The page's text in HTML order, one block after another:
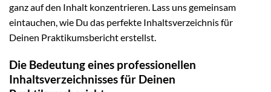
ganz auf den Inhalt konzentrieren. Lass uns gemeinsam
eintauchen, wie Du das perfekte Inhaltsverzeichnis für
Deinen Praktikumsbericht erstellst.
Die Bedeutung eines professionellen
Inhaltsverzeichnisses für Deinen